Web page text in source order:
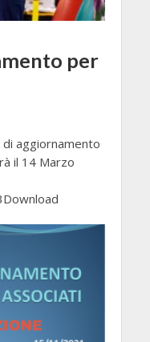
per
aggiornamento
il 14 Marzo